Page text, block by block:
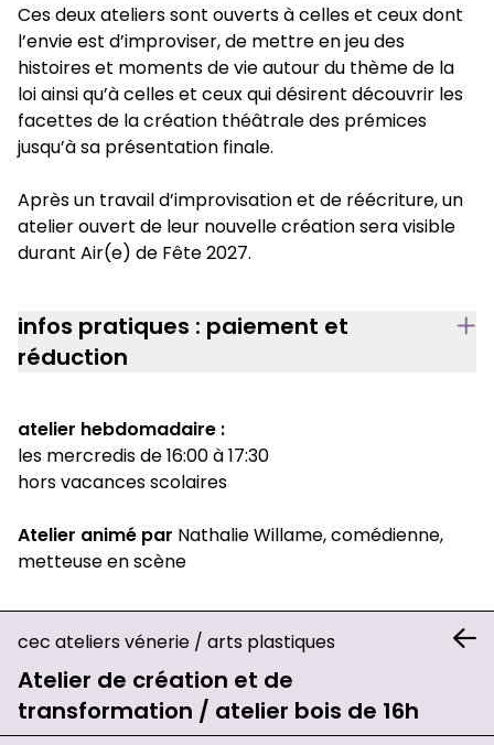
Ces deux ateliers sont ouverts à celles et ceux dont
l’envie est d’improviser, de mettre en jeu des
histoires et moments de vie autour du thème de la
loi ainsi qu’à celles et ceux qui désirent découvrir les
facettes de la création théâtrale des prémices
jusqu’à sa présentation finale.
Après un travail d’improvisation et de réécriture, un
atelier ouvert de leur nouvelle création sera visible
durant Air(e) de Fête 2027.
infos pratiques : paiement et
réduction
atelier hebdomadaire :
les mercredis de 16:00 à 17:30
hors vacances scolaires
Atelier animé par Nathalie Willame, comédienne,
metteuse en scène
cec ateliers vénerie / arts plastiques
Atelier de création et de
transformation / atelier bois de 16h